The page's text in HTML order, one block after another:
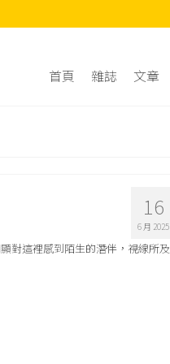
首頁 雜誌 文章
16
6 月 2025
對這裡感到陌生的潛伴，視線所及